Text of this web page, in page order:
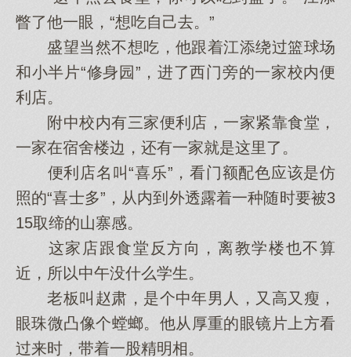
瞥了他一眼，“想吃自己去。”
盛望当然不想吃，他跟着江添绕过篮球场
和小半片“修身园”，进了西门旁的一家校内便
利店。
附中校内有三家便利店，一家紧靠食堂，
一家在宿舍楼边，还有一家就是这里了。
便利店名叫“喜乐”，看门额配色应该是仿
照的“喜士多”，从内到外透露着一种随时要被3
15取缔的山寨感。
这家店跟食堂反方向，离教学楼也不算
近，所以中午没什么学生。
老板叫赵肃，是个中年男人，又高又瘦，
眼珠微凸像个螳螂。他从厚重的眼镜片上方看
过来时，带着一股精明相。